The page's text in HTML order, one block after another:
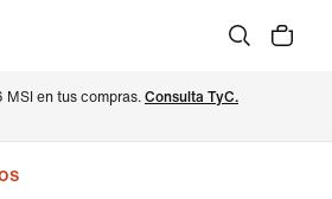
MSI en tus compras. Consulta TyC.